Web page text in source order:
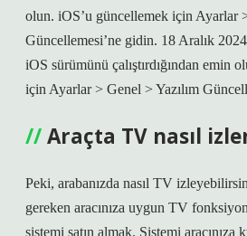
olun. iOS’u güncellemek için Ayarlar
Güncellemesi’ne gidin. 18 Aralık
iOS sürümünü çalıştırdığından emin
için Ayarlar > Genel > Yazılım
Araçta TV nasıl
Peki, arabanızda nasıl TV
gereken aracınıza uygun TV
sistemi satın almak. Sistemi aracınıza